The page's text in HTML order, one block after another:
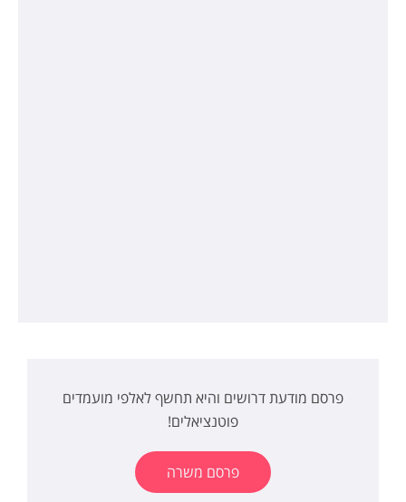
פרסם מודעת דרושים והיא תחשף לאלפי מועמדים
פוטנציאלים!
פרסם משרה